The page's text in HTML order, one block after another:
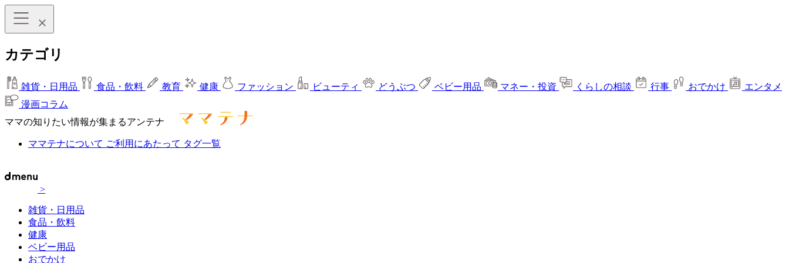
カテゴリ
雑貨・日用品 食品・飲料 教育 健康 ファッション ビューティ どうぶつ ベビー用品 マネー・投資 くらしの相談 行事 おでかけ
エンタメ
漫画コラム
ママの知りたい情報が集まるアンテナ
ママテナについて ご利用にあたって タグ一覧
>
雑貨・日用品
食品・飲料
健康
ベビー用品
おでかけ